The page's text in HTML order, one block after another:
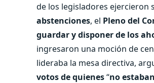
de los legisladores ejercieron
abstenciones, el Pleno del
guardar y disponer de los
ingresaron una moción de
lideraba la mesa directiva,
votos de quienes“no